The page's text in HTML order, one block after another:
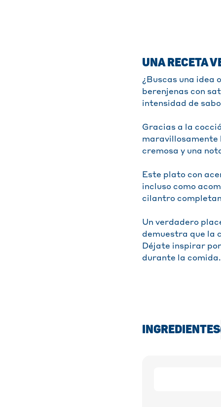
UNA RECETA
¿Buscas una idea
berenjenas con
intensidad de
Gracias a la
maravillosamente
cremosa y una
Este plato con
incluso como
cilantro
Un verdadero
demuestra que la
Déjate inspirar
durante la comida.
INGREDIENTES